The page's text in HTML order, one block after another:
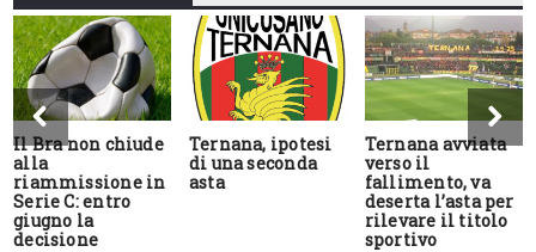
Il Bra non chiude
alla
riammissione in
Serie C: entro
giugno la
decisione
Ternana, ipotesi
di una seconda
asta
Ternana avviata
verso il
fallimento, va
deserta l’asta per
rilevare il titolo
sportivo